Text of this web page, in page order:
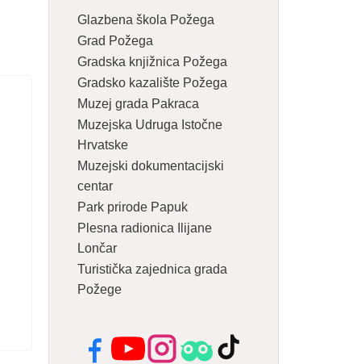
Glazbena škola Požega
Grad Požega
Gradska knjižnica Požega
Gradsko kazalište Požega
Muzej grada Pakraca
Muzejska Udruga Istočne
Hrvatske
Muzejski dokumentacijski
centar
Park prirode Papuk
Plesna radionica Ilijane
Lončar
Turistička zajednica grada
Požege
FacebookYouTubeInstagramTripadvisor
TikTok